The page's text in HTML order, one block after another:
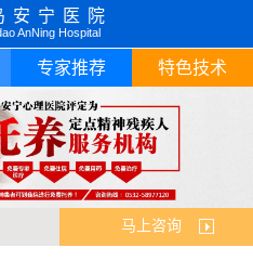
安宁医院
AnNing Hospital
专家推荐 特色技术
马上咨询